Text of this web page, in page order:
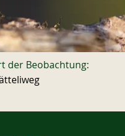
der Beobachtung: